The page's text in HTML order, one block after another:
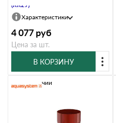
(RR29)
Характеристики
4 077 руб
Цена за шт.
В КОРЗИНУ
В наличии